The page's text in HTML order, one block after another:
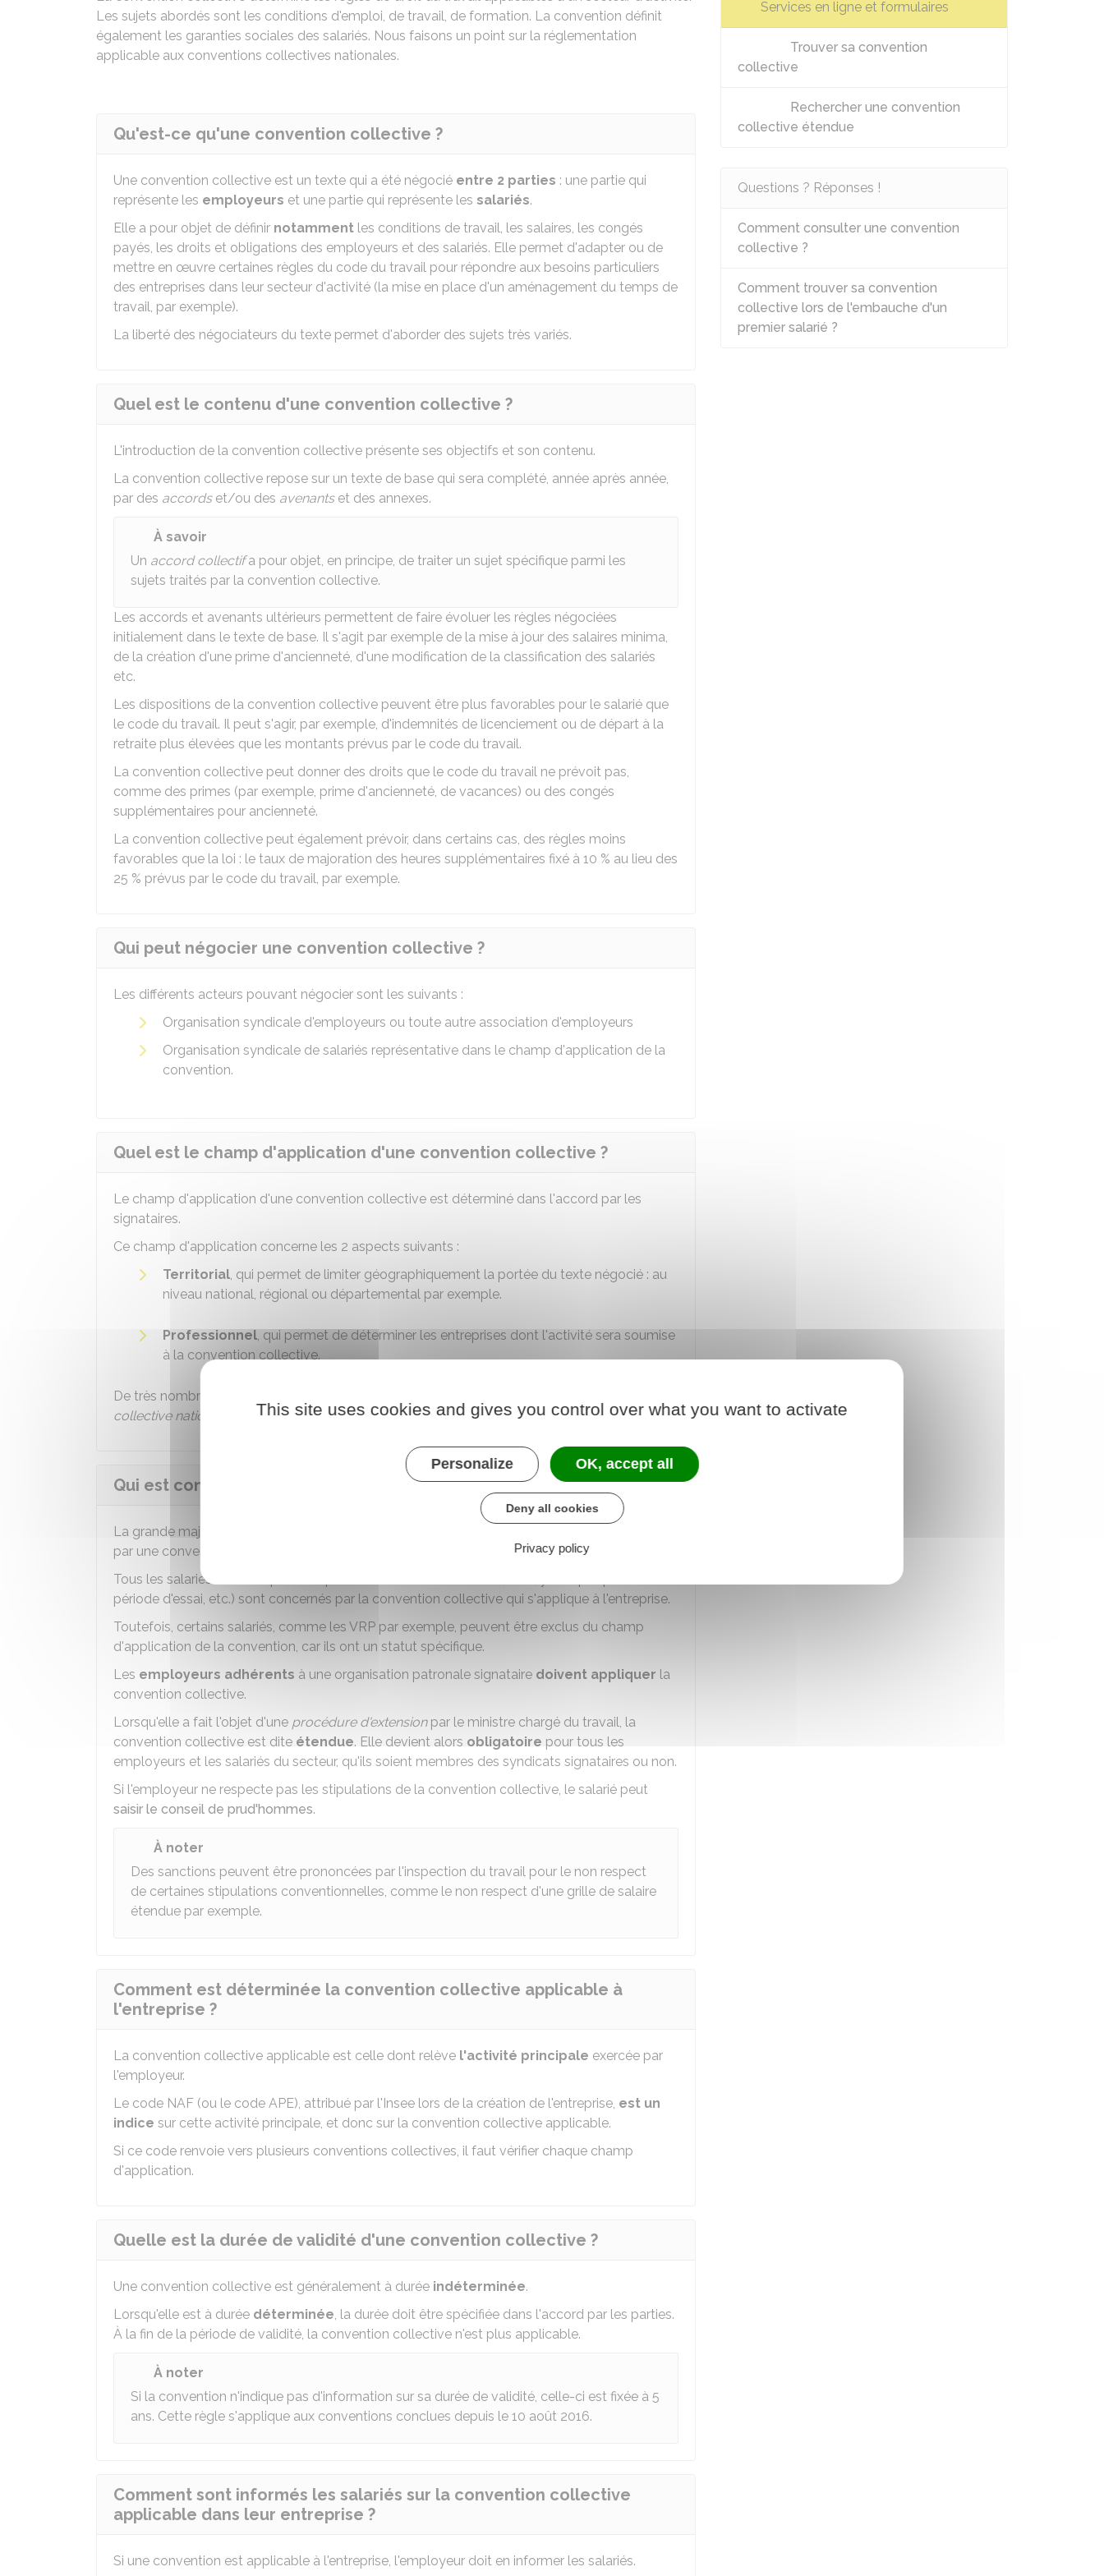
Les sujets abordés sont les conditions d'emploi, de travail, de formation. La convention définit
également les garanties sociales des salariés. Nous faisons un point sur la réglementation
applicable aux conventions collectives nationales.
Qu'est-ce qu'une convention collective ?
Une convention collective est un texte qui a été négocié entre 2 parties : une partie qui
représente les employeurs et une partie qui représente les salariés.
Elle a pour objet de définir notamment les conditions de travail, les salaires, les congés
payés, les droits et obligations des employeurs et des salariés. Elle permet d'adapter ou de
mettre en œuvre certaines règles du code du travail pour répondre aux besoins particuliers
des entreprises dans leur secteur d'activité (la mise en place d'un aménagement du temps de
travail, par exemple).
La liberté des négociateurs du texte permet d'aborder des sujets très variés.
Quel est le contenu d'une convention collective ?
L'introduction de la convention collective présente ses objectifs et son contenu.
La convention collective repose sur un texte de base qui sera complété, année après année,
par des accordset/ou des avenantset des annexes.
À savoir
Un accord collectifa pour objet, en principe, de traiter un sujet spécifique parmi les
sujets traités par la convention collective.
Les accords et avenants ultérieurs permettent de faire évoluer les règles négociées
initialement dans le texte de base. Il s'agit par exemple de la mise à jour des salaires minima,
de la création d'une prime d'ancienneté, d'une modification de la classification des salariés
etc.
Les dispositions de la convention collective peuvent être plus favorables pour le salarié que
le code du travail. Il peut s'agir, par exemple, d'indemnités de licenciement ou de départ à la
retraite plus élevées que les montants prévus par le code du travail.
La convention collective peut donner des droits que le code du travail ne prévoit pas,
comme des primes (par exemple, prime d'ancienneté, de vacances) ou des congés
supplémentaires pour ancienneté.
La convention collective peut également prévoir, dans certains cas, des règles moins
favorables que la loi : le taux de majoration des heures supplémentaires fixé à 10 % au lieu des
25 % prévus par le code du travail, par exemple.
Qui peut négocier une convention collective ?
Les différents acteurs pouvant négocier sont les suivants :
Organisation syndicale d'employeurs ou toute autre association d'employeurs
Organisation syndicale de salariés représentative dans le champ d'application de la
convention.
Quel est le champ d'application d'une convention collective ?
Le champ d'application d'une convention collective est déterminé dans l'accord par les
signataires.
Ce champ d'application concerne les 2 aspects suivants :
Territorial, qui permet de limiter géographiquement la portée du texte négocié : au
niveau national, régional ou départemental par exemple.
Professionnel, qui permet de déterminer les entreprises dont l'activité sera soumise
à la convention collective.
De très nombreuses conventions collectives sont nationales : on parle de
collective nationale (CCN) .
Qui est concerné par l'application d'une convention collective ?
La grande majorité des secteurs d'activité et les entreprises qui s'y rattachent sont couverts
par une convention collective,
quel que soit le nombre de salariés.
Tous les salariés de l'entreprise liés par un contrat de travail (
période d'essai, etc.) sont concernés par la convention collective qui s'applique à l'entreprise.
Toutefois, certains salariés, comme les VRP par exemple, peuvent être exclus du champ
d'application de la convention, car ils ont un statut spécifique.
Les employeurs adhérents à une organisation patronale signataire doivent appliquer la
convention collective.
Lorsqu'elle a fait l'objet d'une procédure d'extensionpar le ministre chargé du travail, la
convention collective est dite étendue. Elle devient alors obligatoire pour tous les
employeurs et les salariés du secteur, qu'ils soient membres des syndicats signataires ou non.
Si l'employeur ne respecte pas les stipulations de la convention collective, le salarié peut
saisir le conseil de prud'hommes.
À noter
Des sanctions peuvent être prononcées par l'inspection du travail pour le non respect
de certaines stipulations conventionnelles, comme le non respect d'une grille de salaire
étendue par exemple.
Comment est déterminée la convention collective applicable à
l'entreprise ?
La convention collective applicable est celle dont relève l'activité principale exercée par
l'employeur.
Le code NAF (ou le code APE), attribué par l'Insee lors de la création de l'entreprise, est un
indice sur cette activité principale, et donc sur la convention collective applicable.
Si ce code renvoie vers plusieurs conventions collectives, il faut vérifier chaque champ
d'application.
Quelle est la durée de validité d'une convention collective ?
Une convention collective est généralement à durée indéterminée.
Lorsqu'elle est à durée déterminée, la durée doit être spécifiée dans l'accord par les parties.
À la fin de la période de validité, la convention collective n'est plus applicable.
À noter
Si la convention n'indique pas d'information sur sa durée de validité, celle-ci est fixée à 5
ans. Cette règle s'applique aux conventions conclues depuis le 10 août 2016.
Comment sont informés les salariés sur la convention collective
applicable dans leur entreprise ?
Si une convention est applicable à l'entreprise, l'employeur doit en informer les salariés.
Services en ligne et formulaires
Trouver sa convention
collective
Rechercher une convention
collective étendue
Questions ? Réponses !
Comment consulter une convention
collective ?
Comment trouver sa convention
collective lors de l'embauche d'un
premier salarié ?
This site uses cookies and gives you control over what you want to activate
Personalize OK, accept all
Deny all cookies
Privacy policy